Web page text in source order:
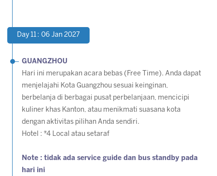
Day 11 : 06 Jan 2027
GUANGZHOU
Hari ini merupakan acara bebas (Free Time). Anda dapat
menjelajahi Kota Guangzhou sesuai keinginan,
berbelanja di berbagai pusat perbelanjaan, mencicipi
kuliner khas Kanton, atau menikmati suasana kota
dengan aktivitas pilihan Anda sendiri.
Hotel : *4 Local atau setaraf
Note : tidak ada service guide dan bus standby pada
hari ini